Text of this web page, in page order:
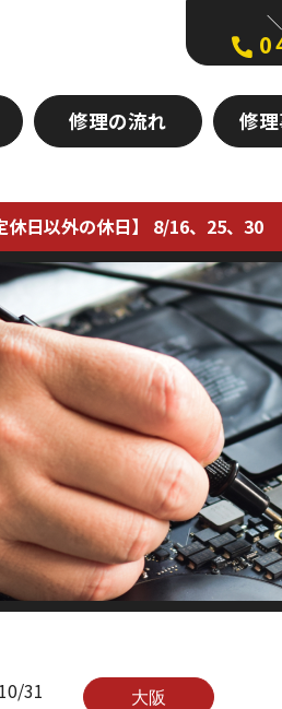
修理の流れ 修
休日以外の休日】 8/16、25、30
31 大阪